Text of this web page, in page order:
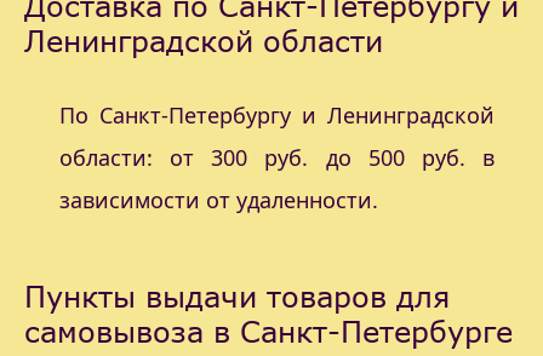
Ленинградской области
По Санкт-Петербургу и Ленинградской
области: от 300 руб. до 500 руб. в
зависимости от удаленности.
Пункты выдачи товаров для
самовывоза в Санкт-Петербурге